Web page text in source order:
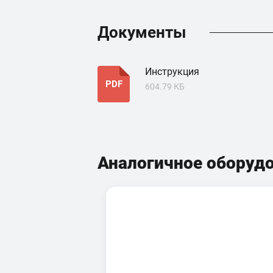
Документы
PDF
Инструкция
604.79 КБ
Аналогичное